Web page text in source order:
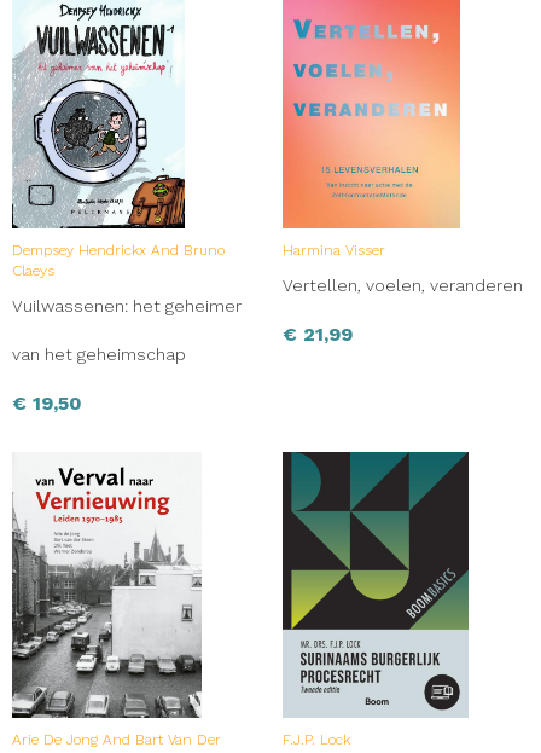
Dempsey Hendrickx And Bruno
Claeys
Vuilwassenen: het geheimer
van het geheimschap
€ 19,50
Harmina Visser
Vertellen, voelen, veranderen
€ 21,99
Arie De Jong And Bart Van Der
F.J.P. Lock